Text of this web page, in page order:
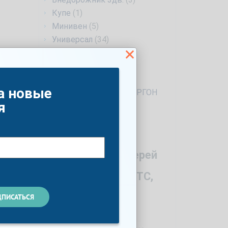
Купе (1)
Минивен (5)
Универсал (34)
Лифтбек (6)
ПРОМТОВАРНЫЙ ФУРГОН
Год
Количество дверей
Мощность по ПТС,
л.с.
новые